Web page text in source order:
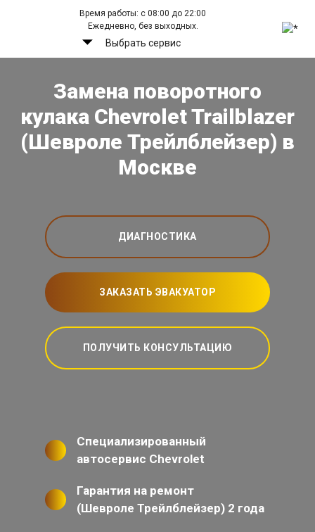
Время работы: с 08:00 до 22:00
Ежедневно, без выходных.
Выбрать сервис
Замена поворотного
кулака Chevrolet Trailblazer
(Шевроле Трейлблейзер) в
Москве
ДИАГНОСТИКА
ЗАКАЗАТЬ ЭВАКУАТОР
ПОЛУЧИТЬ КОНСУЛЬТАЦИЮ
Специализированный
автосервис Chevrolet
Гарантия на ремонт
(Шевроле Трейлблейзер) 2 года